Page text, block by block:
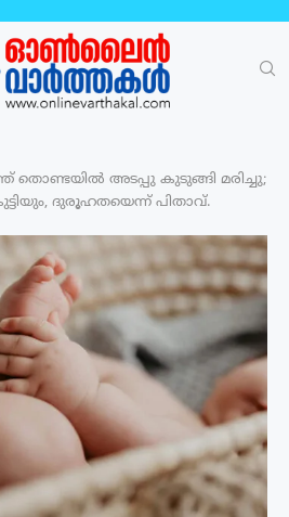
തൊണ്ടയിൽ അടപ്പു കുടുങ്ങി മരിച്ചു;
ദുരൂഹതയെന്ന് പിതാവ്.